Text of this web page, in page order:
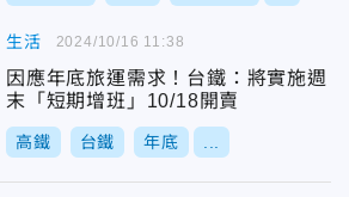
生活
因應年底旅運需求！台鐵：將實施週
末「短期增班」10/18開賣
高鐵 台鐵 年底
2024/10/16 11:38